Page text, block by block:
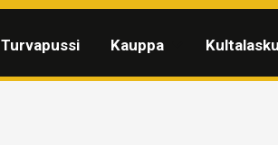
Turvapussi Kauppa